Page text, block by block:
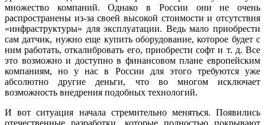
множество компаний. Однако в России они не очень
распространены из-за своей высокой стоимости и отсутствия
«инфраструктуры» для эксплуатации. Ведь мало приобрести
сам датчик, нужно еще купить оборудование, которое будет с
ним работать, откалибровать его, приобрести софт и т. д. Все
это возможно и доступно в финансовом плане европейским
компаниям, но у нас в России для этого требуются уже
абсолютно другие деньги, что во многом исключает
возможность внедрения подобных технологий.
И вот ситуация начала стремительно меняться. Появились